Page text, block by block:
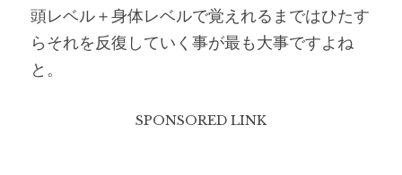
頭レベル＋身体レベルで覚えれるまではひたす
らそれを反復していく事が最も大事ですよね
と。
SPONSORED LINK